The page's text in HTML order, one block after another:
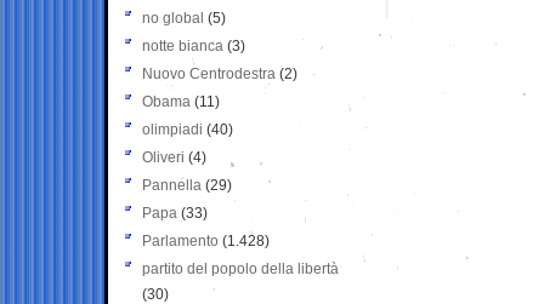
no global (5)
notte bianca (3)
Nuovo Centrodestra (2)
Obama (11)
olimpiadi (40)
Oliveri (4)
Pannella (29)
Papa (33)
Parlamento (1.428)
partito del popolo della libertà
(30)